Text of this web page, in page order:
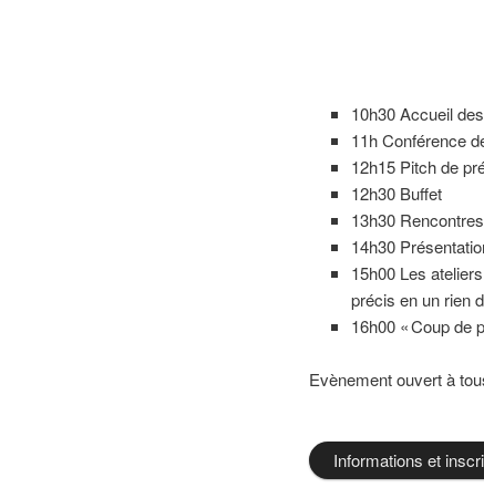
10h30 Accueil
11h Conférence
12h15 Pitch de
12h30 Buffet
13h30
14h30
15h00 Les
précis en un rien
16h00 « Coup de
Evènement ouvert à
Informations et